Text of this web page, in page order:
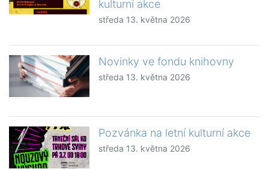
kulturní akce
středa 13. května 2026
Novinky ve fondu knihovny
středa 13. května 2026
Pozvánka na letní kulturní akce
středa 13. května 2026